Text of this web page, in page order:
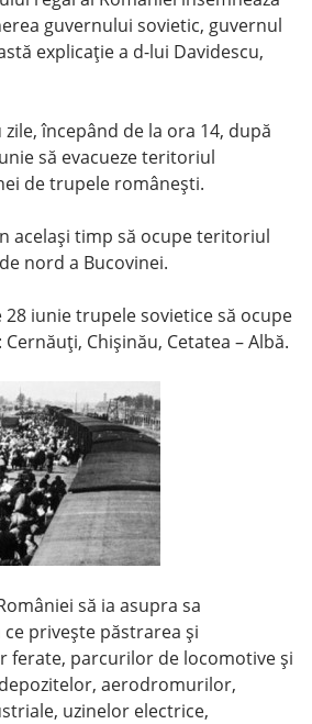
guvernului sovietic, guvernul
explicaţie a d-lui Davidescu,
începând de la ora 14, după
să evacueze teritoriul
de trupele româneşti.
acelaşi timp să ocupe teritoriul
nord a Bucovinei.
28 iunie trupele sovietice să ocupe
Chişinău, Cetatea – Albă.
să ia asupra sa
priveşte păstrarea şi
ferate, parcurilor de locomotive şi
aerodromurilor,
uzinelor electrice,